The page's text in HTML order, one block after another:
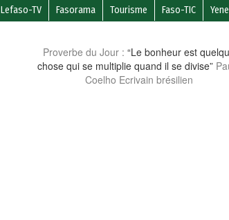
Lefaso-TV Fasorama Tourisme Faso-TIC
Proverbe du Jour : “Le bonheur est
chose qui se multiplie quand il se divise”
Coelho Ecrivain brésilien